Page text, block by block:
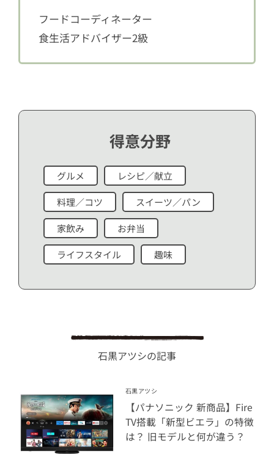
フードコーディネーター
食生活アドバイザー2級
得意分野
グルメ レシピ／献立
料理／コツ スイーツ／パン
家飲み お弁当
ライフスタイル 趣味
石黒アツシの記事
石黒アツシ
【パナソニック 新商品】Fire
TV搭載「新型ビエラ」の特徴
は？ 旧モデルと何が違う？